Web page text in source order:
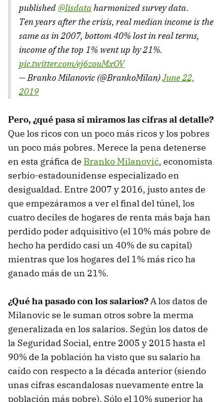
published @lisdataharmonized survey data.
Ten years after the crisis, real median income is the
same as in 2007, bottom 40% lost in real terms,
income of the top 1% went up by 21%.
pic.twitter.com/ej6zouMxOV
— Branko Milanovic (@BrankoMilan)June 22,
2019
Pero, ¿qué pasa si miramos las cifras al detalle?
Que los ricos con un poco más ricos y los pobres
un poco más pobres. Merece la pena detenerse
en esta gráfica de Branko Milanović, economista
serbio-estadounidense especializado en
desigualdad. Entre 2007 y 2016, justo antes de
que empezáramos a ver el final del túnel, los
cuatro deciles de hogares de renta más baja han
perdido poder adquisitivo (el 10% más pobre de
hecho ha perdido casi un 40% de su capital)
mientras que los hogares del 1% más rico ha
ganado más de un 21%.
¿Qué ha pasado con los salarios?A los datos de
Milanovic se le suman otros sobre la merma
generalizada en los salarios. Según los datos de
la Seguridad Social, entre 2005 y 2015 hasta el
90% de la población ha visto que su salario ha
caído con respecto a la década anterior (siendo
unas cifras escandalosas nuevamente entre la
población más pobre). Sólo el 10% superior ha